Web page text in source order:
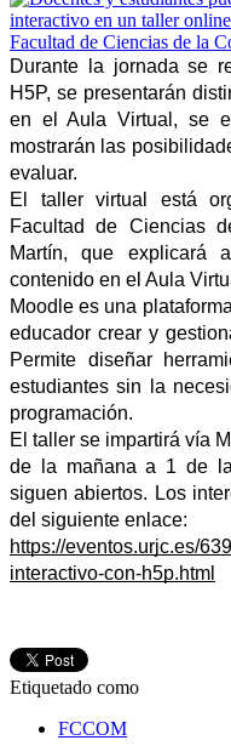
Durante la jornada se
H5P, se presentarán
en el Aula Virtual, se
mostrarán las
evaluar.
El taller virtual está
Facultad de Ciencias
Martín, que explicará
contenido en el Aula
Moodle es una
educador crear y
Permite diseñar
estudiantes sin la
programación.
El taller se impartirá vía
de la mañana a 1 de
siguen abiertos. Los
del siguiente enlace:
https://eventos.urjc.es/
interactivo-con-h5p.html
Etiquetado como
FCCOM